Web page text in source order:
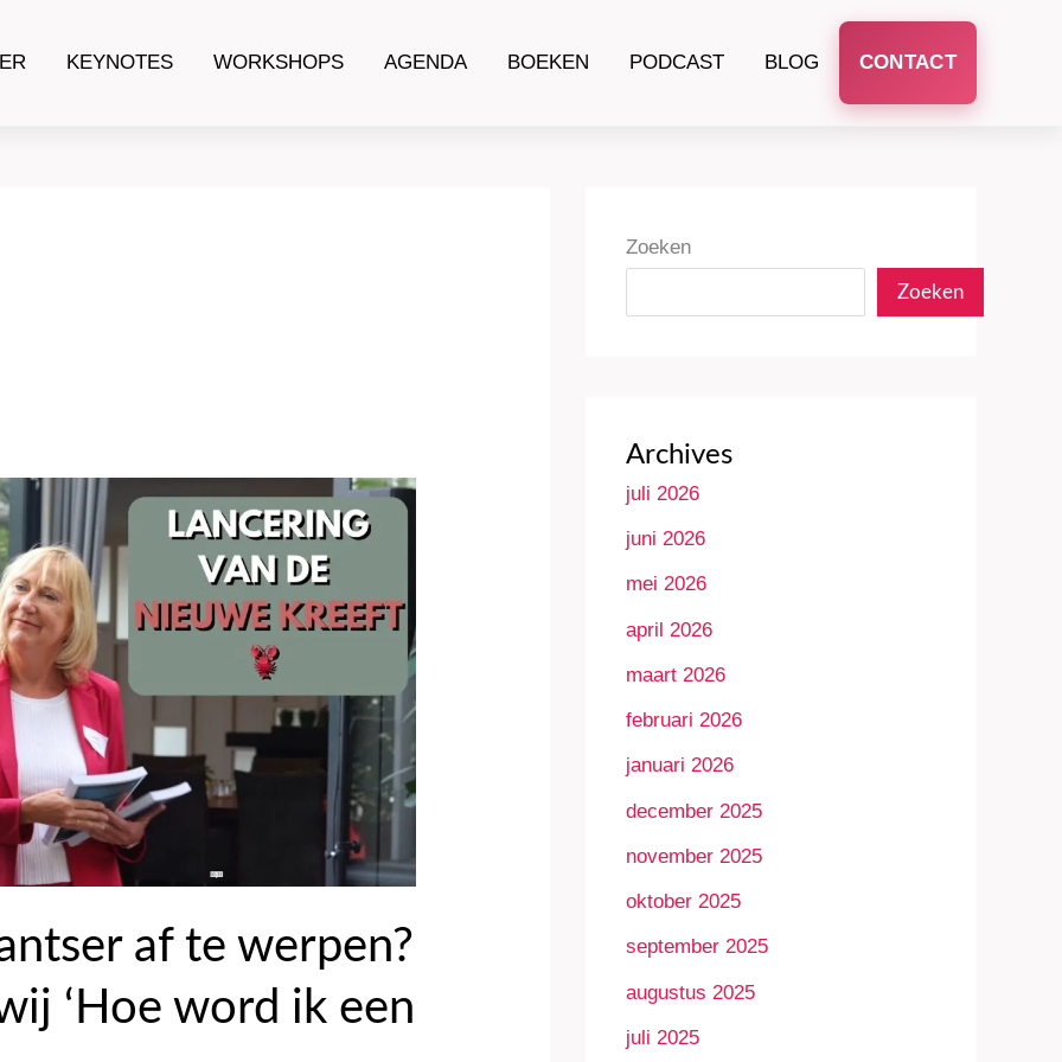
KEYNOTES WORKSHOPS AGENDA BOEKEN PODCAST BLOG CONTACT
af te werpen?
‘Hoe word ik een
Zoeken
Zoeken
Archives
juli 2026
juni 2026
mei 2026
april 2026
maart 2026
februari 2026
januari 2026
december 2025
november 2025
oktober 2025
september 2025
augustus 2025
juli 2025